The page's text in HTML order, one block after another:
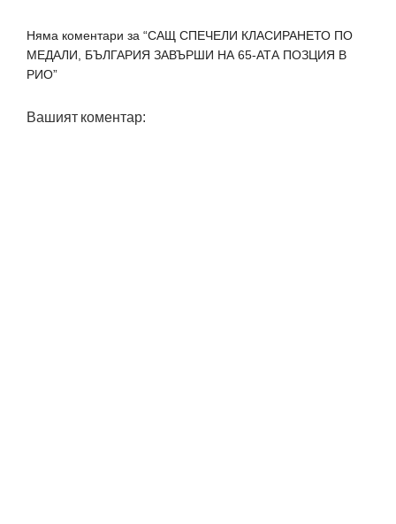
Няма коментари за “САЩ СПЕЧЕЛИ КЛАСИРАНЕТО ПО
МЕДАЛИ, БЪЛГАРИЯ ЗАВЪРШИ НА 65-АТА ПОЗЦИЯ В
РИО”
Вашият коментар: